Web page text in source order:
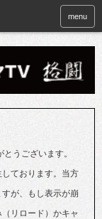
menu
うございます。
ております。当方
が、もし表示が崩
リロード）かキャ